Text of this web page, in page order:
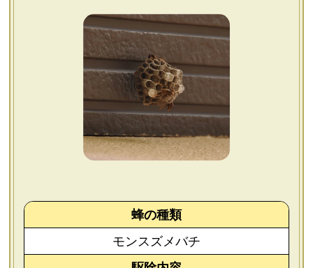
会社概要
お問い合わせ
個人情報保護方針
蜂の種類
モンスズメバチ